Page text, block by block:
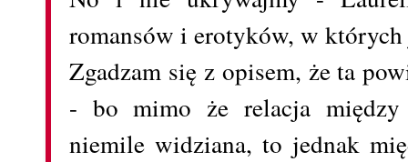
romansów i erotyków, w których
Zgadzam się z opisem, że ta
- bo mimo że relacja między
niemile widziana, to jednak